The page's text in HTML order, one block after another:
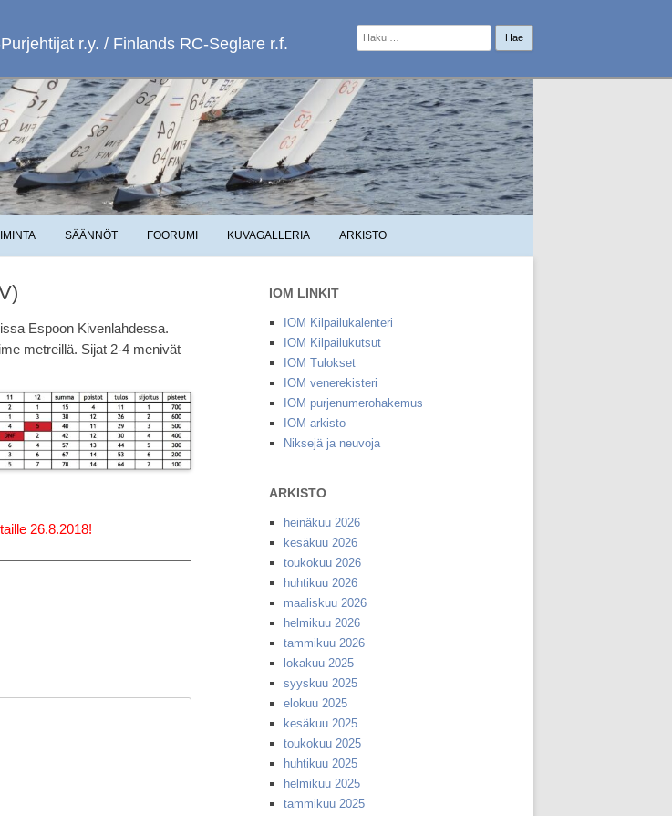
r.y. / Finlands RC-Seglare r.f.
Haku:
SÄÄNNÖT FOORUMI KUVAGALLERIA ARKISTO
Espoon Kivenlahdessa.
metreillä. Sijat 2-4 menivät
26.8.2018!
IOM LINKIT
IOM Kilpailukalenteri
IOM Kilpailukutsut
IOM Tulokset
IOM venerekisteri
IOM purjenumerohakemus
IOM arkisto
Niksejä ja neuvoja
ARKISTO
heinäkuu 2026
kesäkuu 2026
toukokuu 2026
huhtikuu 2026
maaliskuu 2026
helmikuu 2026
tammikuu 2026
lokakuu 2025
syyskuu 2025
elokuu 2025
kesäkuu 2025
toukokuu 2025
huhtikuu 2025
helmikuu 2025
tammikuu 2025